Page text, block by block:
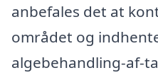
anbefales det at
området og
algebehandling-af-